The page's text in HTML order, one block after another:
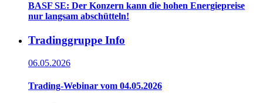
BASF SE: Der Konzern kann die hohen Energiepreise
nur langsam abschütteln!
Tradinggruppe Info
06.05.2026
Trading-Webinar vom 04.05.2026